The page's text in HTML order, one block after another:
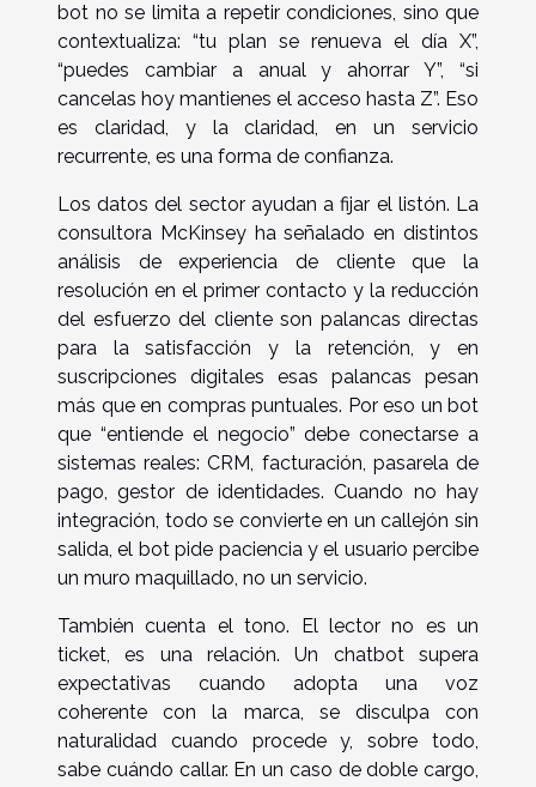
bot no se limita a repetir condiciones, sino que
contextualiza: “tu plan se renueva el día X”,
“puedes cambiar a anual y ahorrar Y”, “si
cancelas hoy mantienes el acceso hasta Z”. Eso
es claridad, y la claridad, en un servicio
recurrente, es una forma de confianza.
Los datos del sector ayudan a fijar el listón. La
consultora McKinsey ha señalado en distintos
análisis de experiencia de cliente que la
resolución en el primer contacto y la reducción
del esfuerzo del cliente son palancas directas
para la satisfacción y la retención, y en
suscripciones digitales esas palancas pesan
más que en compras puntuales. Por eso un bot
que “entiende el negocio” debe conectarse a
sistemas reales: CRM, facturación, pasarela de
pago, gestor de identidades. Cuando no hay
integración, todo se convierte en un callejón sin
salida, el bot pide paciencia y el usuario percibe
un muro maquillado, no un servicio.
También cuenta el tono. El lector no es un
ticket, es una relación. Un chatbot supera
expectativas cuando adopta una voz
coherente con la marca, se disculpa con
naturalidad cuando procede y, sobre todo,
sabe cuándo callar. En un caso de doble cargo,